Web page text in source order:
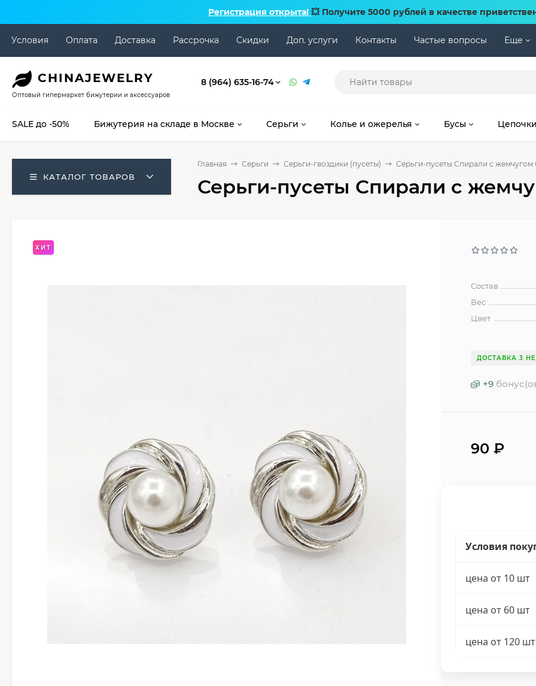
Регистрация открыта! 💥 Получите 5000 рублей в качестве
Условия Оплата Доставка Рассрочка Скидки Доп. услуги Контакты Частые вопросы Еще
CHINAJEWELRY
Оптовый гипермаркет бижутерии и аксессуаров
8 (964) 635-16-74
SALE до -50% Бижутерия на складе в Москве Серьги Колье и ожерелья Бусы Цепочки
КАТАЛОГ ТОВАРОВ
Главная Серьги Серьги-гвоздики (пусеты) Серьги-пусеты Спирали с жемчугом
Серьги-пусеты Спирали с
ХИТ
Состав
Вес
Цвет
ДОСТАВКА 3
+9
90₽
Условия
цена от 10 шт
цена от 60 шт
цена от 120 шт